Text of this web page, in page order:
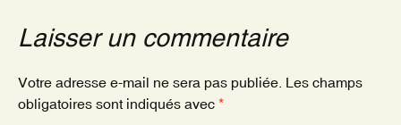
o
o
k
Laisser un commentaire
Votre adresse e-mail ne sera pas publiée. Les champs
obligatoires sont indiqués avec *